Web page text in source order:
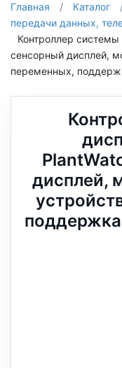
Главная / Каталог
передачи данных,
Контроллер системы
сенсорный дисплей,
переменных,
дисплей,
поддержка